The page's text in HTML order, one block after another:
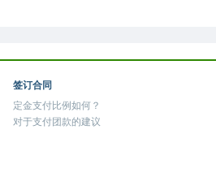
签订合同
定金支付比例如何？
对于支付团款的建议